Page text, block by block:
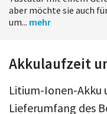
aber möchte sie auch
um... mehr
Akkulaufzeit
Litium-Ionen-Akku
Lieferumfang des